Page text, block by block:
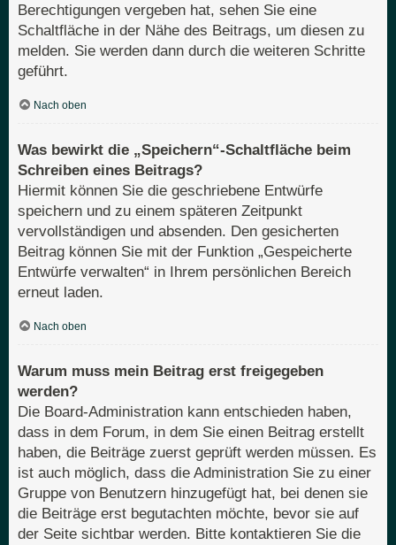
Berechtigungen vergeben hat, sehen Sie eine
Schaltfläche in der Nähe des Beitrags, um diesen zu
melden. Sie werden dann durch die weiteren Schritte
geführt.
Nach oben
Was bewirkt die „Speichern“-Schaltfläche beim
Schreiben eines Beitrags?
Hiermit können Sie die geschriebene Entwürfe
speichern und zu einem späteren Zeitpunkt
vervollständigen und absenden. Den gesicherten
Beitrag können Sie mit der Funktion „Gespeicherte
Entwürfe verwalten“ in Ihrem persönlichen Bereich
erneut laden.
Nach oben
Warum muss mein Beitrag erst freigegeben
werden?
Die Board-Administration kann entschieden haben,
dass in dem Forum, in dem Sie einen Beitrag erstellt
haben, die Beiträge zuerst geprüft werden müssen. Es
ist auch möglich, dass die Administration Sie zu einer
Gruppe von Benutzern hinzugefügt hat, bei denen sie
die Beiträge erst begutachten möchte, bevor sie auf
der Seite sichtbar werden. Bitte kontaktieren Sie die